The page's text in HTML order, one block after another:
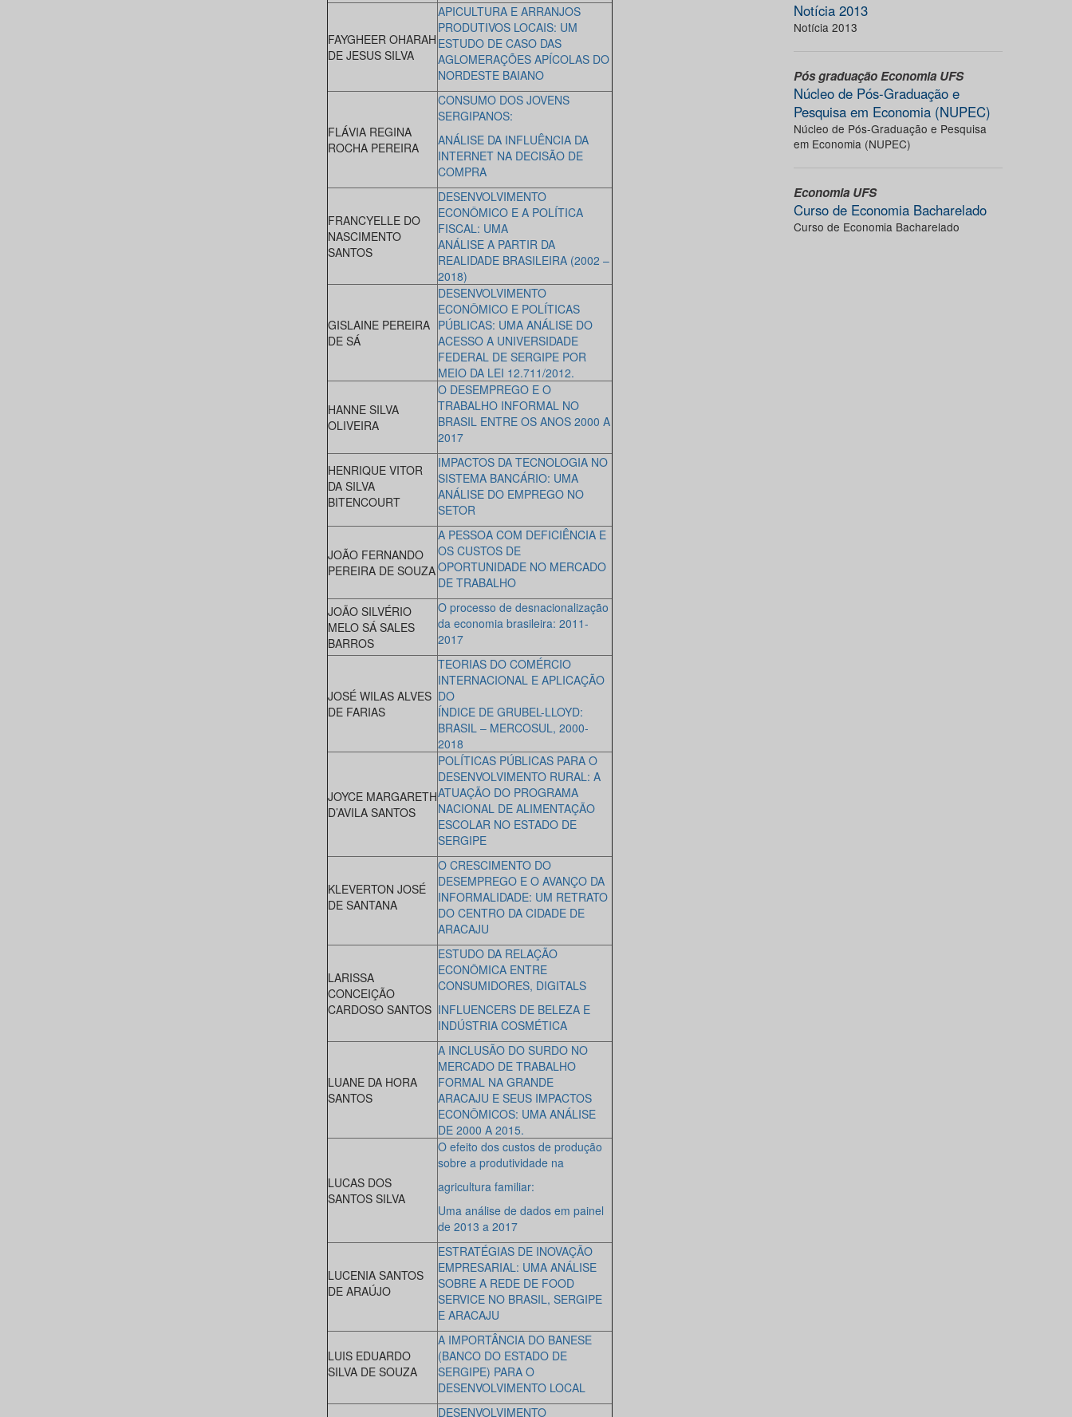
FAYGHEER OHARAH
DE JESUS SILVA
APICULTURA E ARRANJOS
PRODUTIVOS LOCAIS: UM
ESTUDO DE CASO DAS
AGLOMERAÇÕES APÍCOLAS DO
NORDESTE BAIANO
FLÁVIA REGINA
ROCHA PEREIRA
CONSUMO DOS JOVENS
SERGIPANOS:
ANÁLISE DA INFLUÊNCIA DA
INTERNET NA DECISÃO DE
COMPRA
FRANCYELLE DO
NASCIMENTO
SANTOS
DESENVOLVIMENTO
ECONÔMICO E A POLÍTICA
FISCAL: UMA
ANÁLISE A PARTIR DA
REALIDADE BRASILEIRA (2002 –
2018)
GISLAINE PEREIRA
DE SÁ
DESENVOLVIMENTO
ECONÔMICO E POLÍTICAS
PÚBLICAS: UMA ANÁLISE DO
ACESSO A UNIVERSIDADE
FEDERAL DE SERGIPE POR
MEIO DA LEI 12.711/2012.
HANNE SILVA
OLIVEIRA
O DESEMPREGO E O
TRABALHO INFORMAL NO
BRASIL ENTRE OS ANOS 2000 A
2017
HENRIQUE VITOR
DA SILVA
BITENCOURT
IMPACTOS DA TECNOLOGIA NO
SISTEMA BANCÁRIO: UMA
ANÁLISE DO EMPREGO NO
SETOR
JOÃO FERNANDO
PEREIRA DE SOUZA
A PESSOA COM DEFICIÊNCIA E
OS CUSTOS DE
OPORTUNIDADE NO MERCADO
DE TRABALHO
JOÃO SILVÉRIO
MELO SÁ SALES
BARROS
O processo de desnacionalização
da economia brasileira: 2011-
2017
JOSÉ WILAS ALVES
DE FARIAS
TEORIAS DO COMÉRCIO
INTERNACIONAL E APLICAÇÃO
DO
ÍNDICE DE GRUBEL-LLOYD:
BRASIL – MERCOSUL, 2000-
2018
JOYCE MARGARETH
D’AVILA SANTOS
POLÍTICAS PÚBLICAS PARA O
DESENVOLVIMENTO RURAL: A
ATUAÇÃO DO PROGRAMA
NACIONAL DE ALIMENTAÇÃO
ESCOLAR NO ESTADO DE
SERGIPE
KLEVERTON JOSÉ
DE SANTANA
O CRESCIMENTO DO
DESEMPREGO E O AVANÇO DA
INFORMALIDADE: UM RETRATO
DO CENTRO DA CIDADE DE
ARACAJU
LARISSA
CONCEIÇÃO
CARDOSO SANTOS
ESTUDO DA RELAÇÃO
ECONÔMICA ENTRE
CONSUMIDORES, DIGITALS
INFLUENCERS DE BELEZA E
INDÚSTRIA COSMÉTICA
LUANE DA HORA
SANTOS
A INCLUSÃO DO SURDO NO
MERCADO DE TRABALHO
FORMAL NA GRANDE
ARACAJU E SEUS IMPACTOS
ECONÔMICOS: UMA ANÁLISE
DE 2000 A 2015.
LUCAS DOS
SANTOS SILVA
O efeito dos custos de produção
sobre a produtividade na
agricultura familiar:
Uma análise de dados em painel
de 2013 a 2017
LUCENIA SANTOS
DE ARAÚJO
ESTRATÉGIAS DE INOVAÇÃO
EMPRESARIAL: UMA ANÁLISE
SOBRE A REDE DE FOOD
SERVICE NO BRASIL, SERGIPE
E ARACAJU
LUIS EDUARDO
SILVA DE SOUZA
A IMPORTÂNCIA DO BANESE
(BANCO DO ESTADO DE
SERGIPE) PARA O
DESENVOLVIMENTO LOCAL
DESENVOLVIMENTO
Notícia 2013
Notícia 2013
Pós graduação Economia UFS
Núcleo de Pós-Graduação e
Pesquisa em Economia (NUPEC)
Núcleo de Pós-Graduação e Pesquisa
em Economia (NUPEC)
Economia UFS
Curso de Economia Bacharelado
Curso de Economia Bacharelado